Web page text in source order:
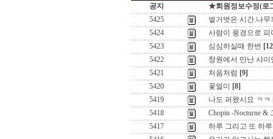
공지
★회원정보수정(로
5425
벌거벗은 시간.나무
5424
사람이 풍경으로 피
5423
심심하실때 한번
5422
창원에서 만난 샤이
5421
처음처럼 [9]
5420
꽃멀미
[8]
5419
나도 퍼왔시요 ㅋㅋ
5418
Chopin -Nocturne &
5417
하루 그리고 또 하